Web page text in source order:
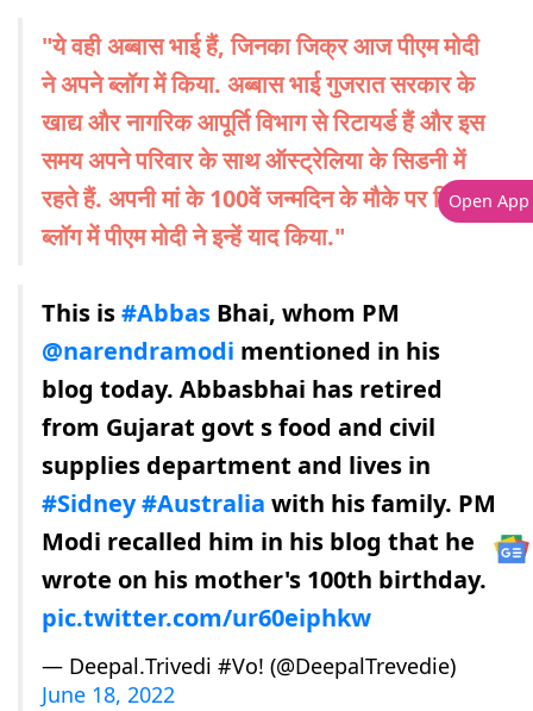
"ये वही अब्बास भाई हैं, जिनका जिक्र आज पीएम मोदी
ने अपने ब्लॉग में किया. अब्बास भाई गुजरात सरकार के
खाद्य और नागरिक आपूर्ति विभाग से रिटायर्ड हैं और इस
समय अपने परिवार के साथ ऑस्ट्रेलिया के सिडनी में
रहते हैं. अपनी मां के 100वें जन्मदिन के मौके पर लिखे
ब्लॉग में पीएम मोदी ने इन्हें याद किया."
This is#Abbas Bhai, whom PM
@narendramodi mentioned in his
blog today. Abbasbhai has retired
from Gujarat govt s food and civil
supplies department and lives in
#Sidney#Australia with his family. PM
Modi recalled him in his blog that he
wrote on his mother's 100th birthday.
pic.twitter.com/ur60eiphkw
— Deepal.‏‎‎Trivedi #Vo! (@DeepalTrevedie)
June 18, 2022
Open App